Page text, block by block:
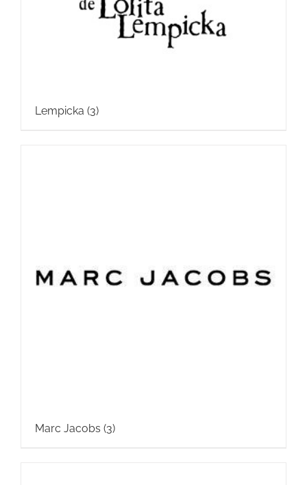
Lempicka (3)
Marc Jacobs (3)